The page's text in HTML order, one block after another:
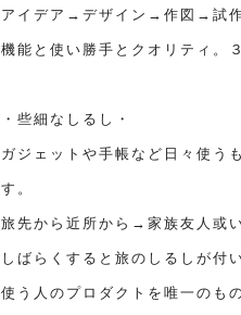
アイデア→デザイン→作図→試作
機能と使い勝手とクオリティ。
・些細なしるし・
ガジェットや手帳など日々使う
す。
旅先から近所から→家族友人或
しばらくすると旅のしるしが付
使う人のプロダクトを唯一のも